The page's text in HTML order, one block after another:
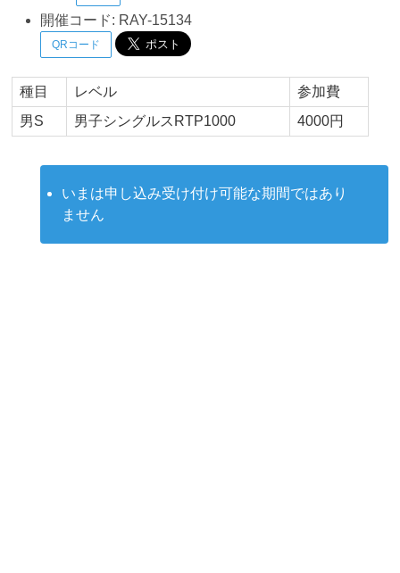
開催コード: RAY-15134
QRコード
種目 レベル
参加費
男S
男子シングルスRTP1000 4000円
いまは申し込み受け付け可能な期間ではあり
ません